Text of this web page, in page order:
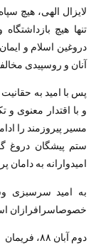
لایزال الھی، ھیچ
تنھا ھیچ
دروغین اسلام و
آنان و روسپیدی
پس با امید به
و با اقتدار معنوی و
مسیر پیروزمند را
ستم پیشگان دروغ
امیدوارانه به
به امید سرسبزی
خصوصاسرافرازان
دوم آبان ۸۸، فریمان